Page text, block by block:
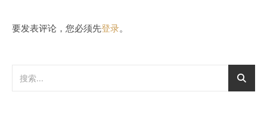
要发表评论，您必须先登录。